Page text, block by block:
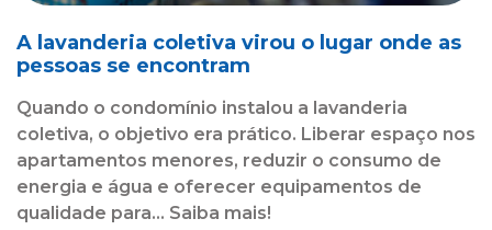
A lavanderia coletiva virou o lugar onde as
pessoas se encontram
Quando o condomínio instalou a lavanderia
coletiva, o objetivo era prático. Liberar espaço nos
apartamentos menores, reduzir o consumo de
energia e água e oferecer equipamentos de
qualidade para... Saiba mais!